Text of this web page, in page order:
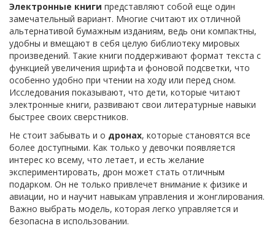
Электронные книги представляют собой еще один
замечательный вариант. Многие считают их отличной
альтернативой бумажным изданиям, ведь они компактны,
удобны и вмещают в себя целую библиотеку мировых
произведений. Такие книги поддерживают формат текста с
функцией увеличения шрифта и фоновой подсветки, что
особенно удобно при чтении на ходу или перед сном.
Исследования показывают, что дети, которые читают
электронные книги, развивают свои литературные навыки
быстрее своих сверстников.
Не стоит забывать и о дронах, которые становятся все
более доступными. Как только у девочки появляется
интерес ко всему, что летает, и есть желание
экспериментировать, дрон может стать отличным
подарком. Он не только привлечет внимание к физике и
авиации, но и научит навыкам управления и жонглирования.
Важно выбрать модель, которая легко управляется и
безопасна в использовании.